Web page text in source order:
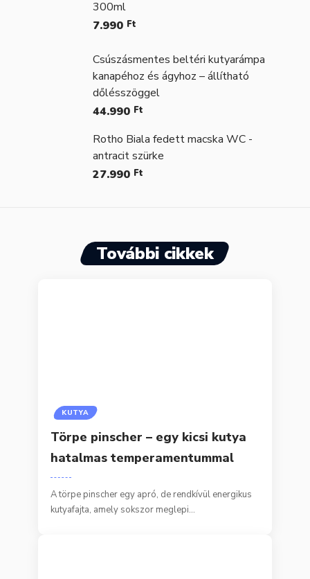
300ml
7.990 Ft
Csúszásmentes beltéri kutyarámpa
kanapéhoz és ágyhoz – állítható
dőlésszöggel
44.990 Ft
Rotho Biala fedett macska WC -
antracit szürke
27.990 Ft
További cikkek
KUTYA
Törpe pinscher – egy kicsi kutya
hatalmas temperamentummal
A törpe pinscher egy apró, de rendkívül energikus
kutyafajta, amely sokszor meglepi…